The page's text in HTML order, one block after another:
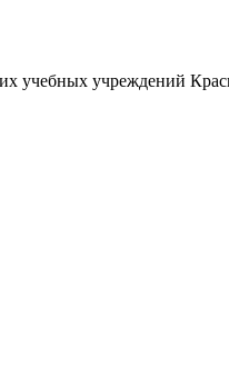
учебных учреждений